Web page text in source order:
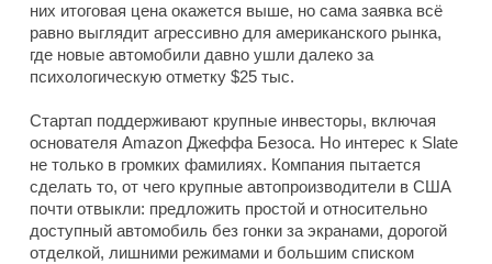
них итоговая цена окажется выше, но сама заявка всё
равно выглядит агрессивно для американского рынка,
где новые автомобили давно ушли далеко за
психологическую отметку $25 тыс.
Стартап поддерживают крупные инвесторы, включая
основателя Amazon Джеффа Безоса. Но интерес к Slate
не только в громких фамилиях. Компания пытается
сделать то, от чего крупные автопроизводители в США
почти отвыкли: предложить простой и относительно
доступный автомобиль без гонки за экранами, дорогой
отделкой, лишними режимами и большим списком